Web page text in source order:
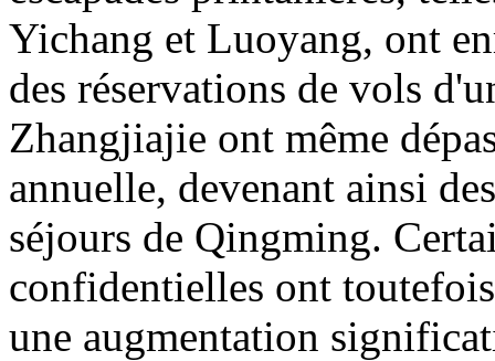
Yichang et Luoyang, ont
des réservations de vols
Zhangjiajie ont même
annuelle, devenant ainsi
séjours de Qingming.
confidentielles ont
une augmentation